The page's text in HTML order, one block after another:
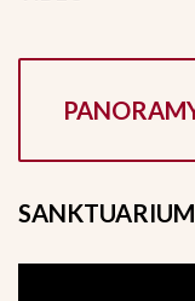
SANKTUARIUM